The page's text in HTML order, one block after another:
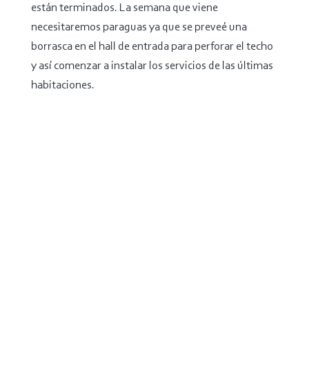
están terminados. La semana que viene
necesitaremos paraguas ya que se preveé una
borrasca en el hall de entrada para perforar el techo
y así comenzar a instalar los servicios de las últimas
habitaciones.